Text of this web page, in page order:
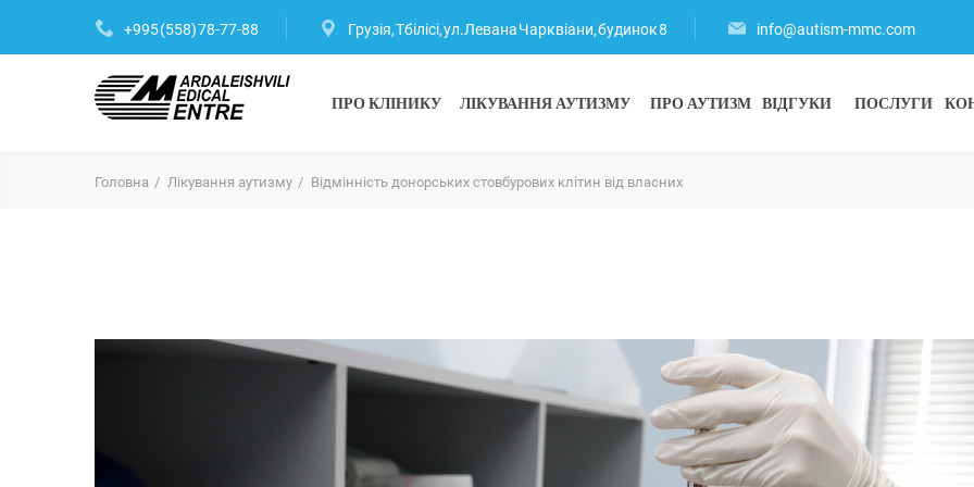
+995 (558) 78-77-88 Грузія, Тбілісі, ул.Левана Чарквіани, будинок 8 info@autism-mmc.com
ПРО КЛІНИКУ ЛІКУВАННЯ АУТИЗМУ ПРО АУТИЗМ ВІДГУКИ ПОСЛУГИ
Головна Лікування аутизму Відмінність донорських стовбурових клітин від власних